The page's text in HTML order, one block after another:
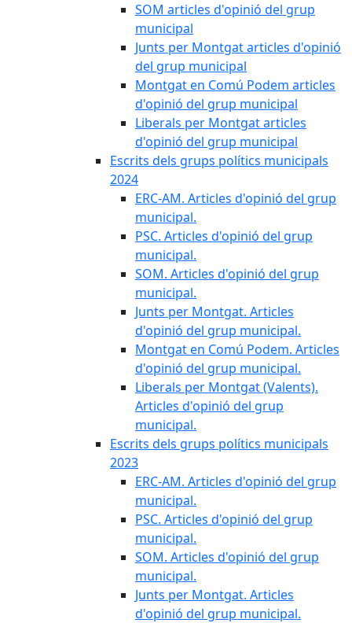
SOM articles d'opinió del grup
municipal
Junts per Montgat articles d'opinió
del grup municipal
Montgat en Comú Podem articles
d'opinió del grup municipal
Liberals per Montgat articles
d'opinió del grup municipal
Escrits dels grups polítics municipals
2024
ERC-AM. Articles d'opinió del grup
municipal.
PSC. Articles d'opinió del grup
municipal.
SOM. Articles d'opinió del grup
municipal.
Junts per Montgat. Articles
d'opinió del grup municipal.
Montgat en Comú Podem. Articles
d'opinió del grup municipal.
Liberals per Montgat (Valents).
Articles d'opinió del grup
municipal.
Escrits dels grups polítics municipals
2023
ERC-AM. Articles d'opinió del grup
municipal.
PSC. Articles d'opinió del grup
municipal.
SOM. Articles d'opinió del grup
municipal.
Junts per Montgat. Articles
d'opinió del grup municipal.